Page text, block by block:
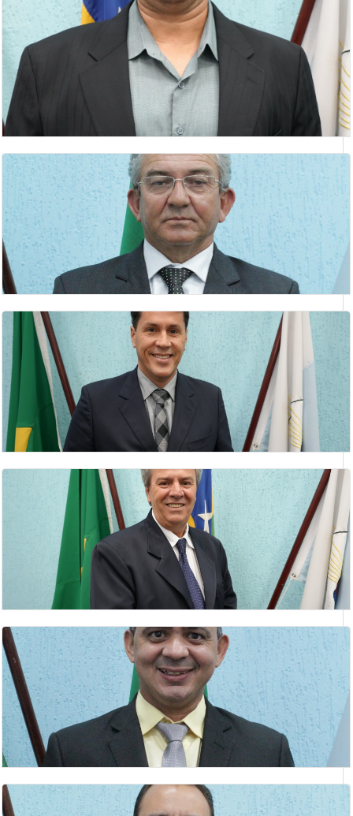
CLEUBER JOSÉ VAZ
vereador
DANIEL NUNES FREIRE
1º Secretário
DEUSMAR BARBOSA DA ROCHA
Vereador(a)
GILBERTO BARBOSA DE ANDRADE
vereador
GILMAR ANTÔNIO NETO
Lider do Prefeito